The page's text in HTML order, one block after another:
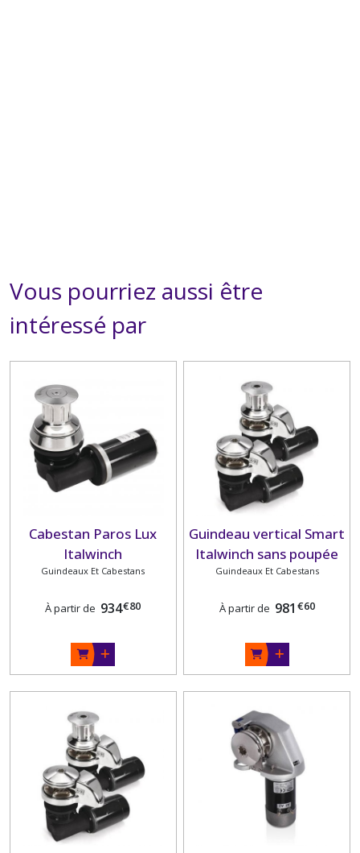
Vous pourriez aussi être
intéressé par
Cabestan Paros Lux
Italwinch
Guindeaux Et Cabestans
À partir de 934€80
Guindeau vertical Smart
Italwinch sans poupée
Guindeaux Et Cabestans
À partir de 981 €60